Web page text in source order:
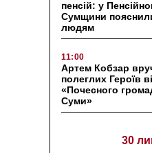
пенсій: у
Сумщини
людям
11:00
Артем Кобзар
полеглих Героїв
«Почесного
Суми»
30